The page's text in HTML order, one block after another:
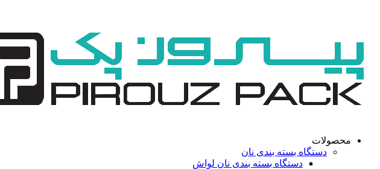
محصولات
دستگاه بسته بندی نان
دستگاه بسته بندی نان لواش